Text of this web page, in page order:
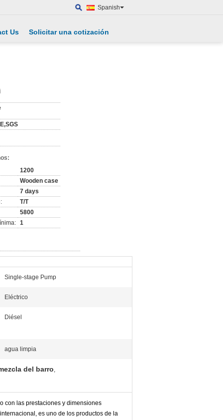
Spanish
Us Solicitar una cotización
1200
Wooden case
7 days
T/T
5800
1
Single-stage Pump
Eléctrico
Diésel
agua limpia
del barro,
con las prestaciones y dimensiones
es uno de los productos de la